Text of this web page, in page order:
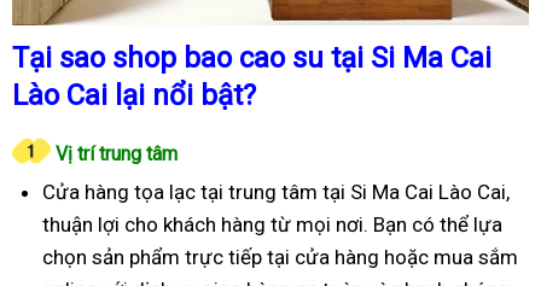
Tại sao shop bao cao su tại Si Ma Cai
Lào Cai lại nổi bật?
Vị trí trung tâm
Cửa hàng tọa lạc tại trung tâm tại Si Ma Cai Lào Cai,
thuận lợi cho khách hàng từ mọi nơi. Bạn có thể lựa
chọn sản phẩm trực tiếp tại cửa hàng hoặc mua sắm